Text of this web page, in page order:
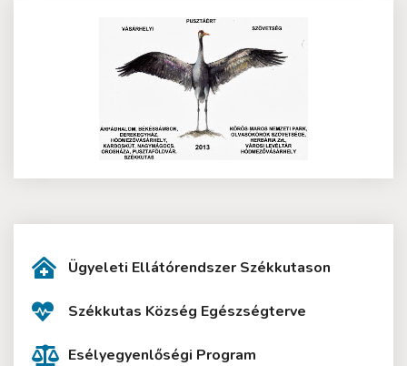
Ügyeleti Ellátórendszer Székkutason
Székkutas Község Egészségterve
Esélyegyenlőségi Program